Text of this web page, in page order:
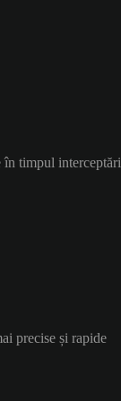
în timpul
precise și rapide